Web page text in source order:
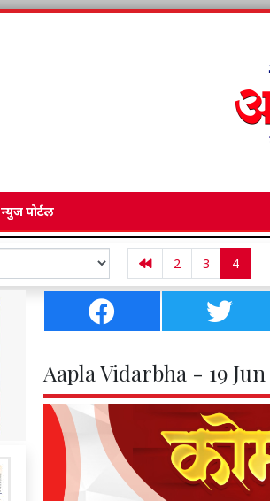
न्युज पोर्टल
2 3 4
Aapla Vidarbha - 19